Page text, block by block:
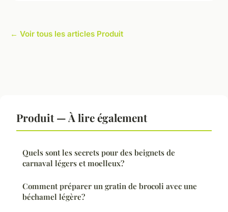
← Voir tous les articles Produit
Produit — À lire également
Quels sont les secrets pour des beignets de
carnaval légers et moelleux?
Comment préparer un gratin de brocoli avec une
béchamel légère?